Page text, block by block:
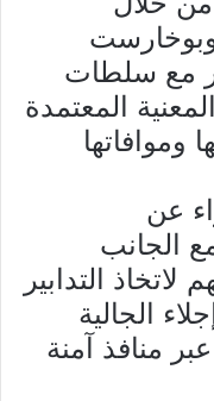
مع سلطات
المعتمدة
وموافاتها
عن
الجانب
التدابير
الجالية
منافذ آمنة